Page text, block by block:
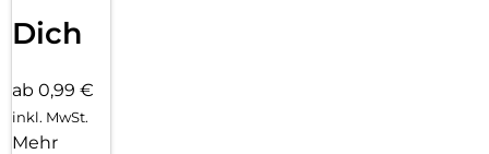
Dich
ab 0,99 €
inkl. MwSt.
Mehr